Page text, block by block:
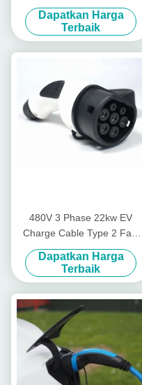
240V
Dapatkan Harga
Terbaik
480V 3 Phase 22kw EV
Charge Cable Type 2 Fast
Charging Female Plug
Dapatkan Harga
Terbaik